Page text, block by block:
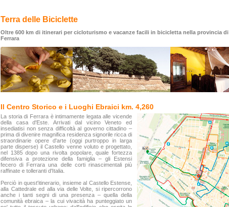
Terra delle Biciclette
Oltre 600 km di itinerari per cicloturismo e vacanze facili in bicicletta nella provincia di
Ferrara
Il Centro Storico e i Luoghi Ebraici km. 4,260
La storia di Ferrara è intimamente legata alle vicende
della casa d'Este. Arrivati dal vicino Veneto ed
insediatisi non senza difficoltà al governo cittadino –
prima di divenire magnifica residenza signorile ricca di
straordinarie opere d'arte (oggi purtroppo in larga
parte disperse) il Castello venne voluto e progettato,
nel 1385 dopo una rivolta popolare, quale fortezza
difensiva a protezione della famiglia – gli Estensi
fecero di Ferrara una delle corti rinascimentali più
raffinate e tolleranti d'Italia.
Perciò in quest'itinerario, insieme al Castello Estense,
alla Cattedrale ed alla via delle Volte, si ripercorrono
anche i tanti segni di una presenza – quella della
comunità ebraica – la cui vivacità ha punteggiato un